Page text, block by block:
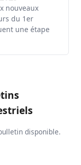
nouveaux
du 1er
une étape
disponible.